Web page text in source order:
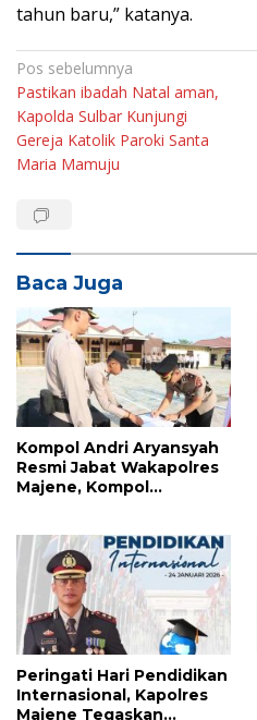
tahun baru,” katanya.
Navigasi
pos
Pos sebelumnya
Pastikan ibadah Natal aman,
Kapolda Sulbar Kunjungi
Gereja Katolik Paroki Santa
Maria Mamuju
Baca Juga
Kompol Andri Aryansyah
Resmi Jabat Wakapolres
Majene, Kompol
Peringati Hari Pendidikan
Internasional, Kapolres
Majene Tegaskan